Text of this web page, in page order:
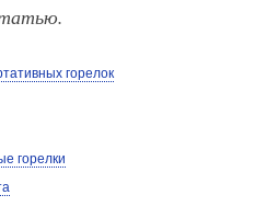
горелок
горелки